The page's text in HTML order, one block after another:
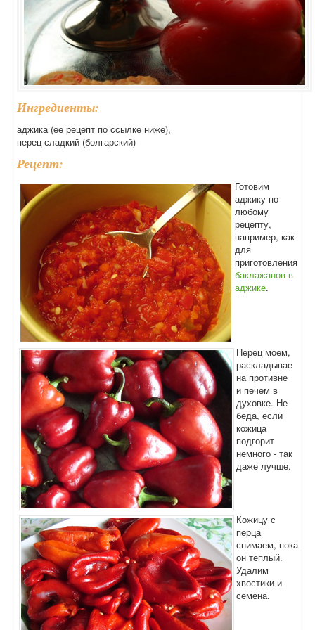
Ингредиенты:
аджика (ее рецепт по ссылке ниже),
перец сладкий (болгарский)
Рецепт:
Готовим
аджику по
любому
рецепту,
например, как
для
приготовления
баклажанов в
аджике.
Перец моем,
раскладывае
на противне
и печем в
духовке. Не
беда, если
кожица
подгорит
немного - так
даже лучше.
Кожицу с
перца
снимаем, пока
он теплый.
Удалим
хвостики и
семена.